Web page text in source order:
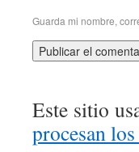
Guarda mi nombre,
Este sitio
procesan